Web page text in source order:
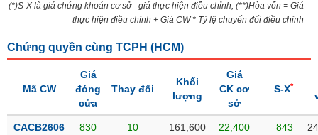
kỹ
Hồ
nghiệp
Tin
tức
(*)S-X là giá chứng khoán cơ sở - giá thực hiện điều chỉnh; (**)Hòa vốn = Giá
thực hiện điều chỉnh + Giá CW * Tỷ lệ chuyển đổi điều chỉnh
Chứng quyền cùng TCPH (HCM)
Mã CW
Giá
đóng
cửa
Thay đổi
Khối
lượng
Giá
CK cơ
sở
S-X*
CACB2606 830
10
161,600 22,400 843
NGUYÊN
LIỆU